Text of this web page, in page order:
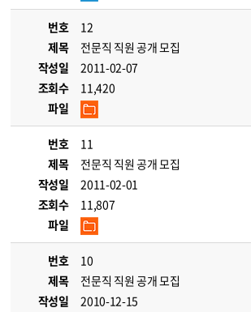
번호
12
제목
전문직 직원 공개 모집
작성일
2011-02-07
조회수
11,420
파일
번호
11
제목
전문직 직원 공개 모집
작성일
2011-02-01
조회수
11,807
파일
번호
10
제목
전문직 직원 공개 모집
작성일
2010-12-15